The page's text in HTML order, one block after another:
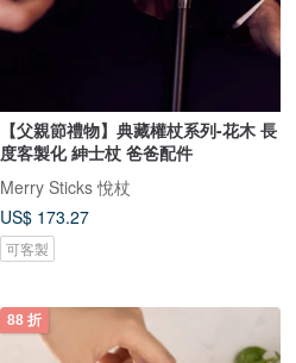
【父親節禮物】典藏權杖系列-花木 長
度客製化 紳士杖 爸爸配件
Merry Sticks 悅杖
US$ 173.27
可客製
88 折